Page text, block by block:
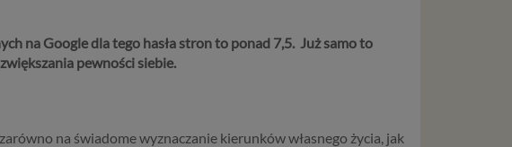
na Google dla tego hasła stron to ponad 7,5. Już samo to
pewności siebie.
na świadome wyznaczanie kierunków własnego życia, jak